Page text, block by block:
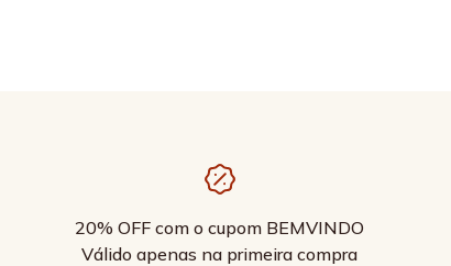
20% OFF com o cupom BEMVINDO
Válido apenas na primeira compra